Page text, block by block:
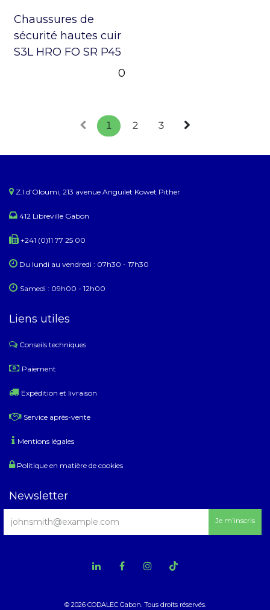
Chaussures de
sécurité hautes cuir
S3L HRO FO SR P45
0
1 2 3
Z.I d’Oloumi, 213 avenue Anguilet Kowet Pither​
412 Libreville Gabon
+241 (0)11 77 25 00
Du lundi au ​​vendredi : 07h30 - 17h30
Samedi : 09h00 - 12h00
Liens utiles
Conseils techniques
​ Paiement
Expédition et livraison
Service après-vente
Mentions légales
Politique en matière de cookies
© 2026 CODALEC Gabon. Tous droits réservés.
Newsletter
Je m’inscris